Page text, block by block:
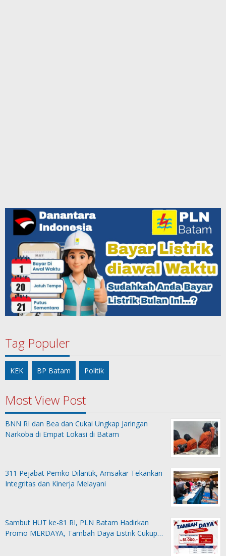
Tag Populer
KEK BP Batam Politik
Most View Post
BNN RI dan Bea dan Cukai Ungkap Jaringan
Narkoba di Empat Lokasi di Batam
311 Pejabat Pemko Dilantik, Amsakar Tekankan
Integritas dan Kinerja Melayani
Sambut HUT ke-81 RI, PLN Batam Hadirkan
Promo MERDAYA, Tambah Daya Listrik Cukup…